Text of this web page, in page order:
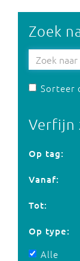
Zoek
Sorteer
Verfijn
Op tag:
Vanaf:
Tot:
Op type:
Alle